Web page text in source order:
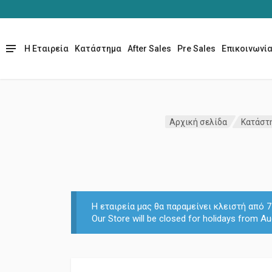
Η Εταιρεία Κατάστημα After Sales Pre Sales Επικοινωνία
Αρχική σελίδα
Η εταιρεία μας θα παραμείνει κλειστή
Our Store will be closed for holidays from